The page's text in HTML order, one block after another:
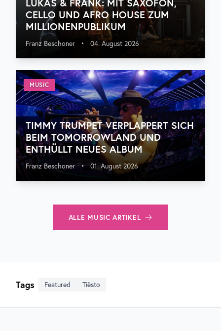
LUKAS & FRANK: MIT SAXOFON,
CELLO UND AFRO HOUSE ZUM
MILLIONENPUBLIKUM
Franz Beschoner • 04. August 2026
MUSIC
TIMMY TRUMPET VERPLAPPERT SICH
BEIM TOMORROWLAND UND
ENTHÜLLT NEUES ALBUM
Franz Beschoner • 01. August 2026
ALLE MUSIC ARTIKEL
Tags Featured Tiësto